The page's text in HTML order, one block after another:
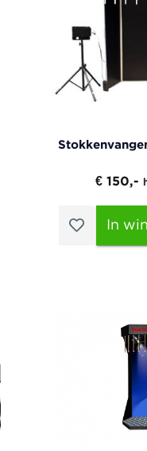
€ 150,-
In